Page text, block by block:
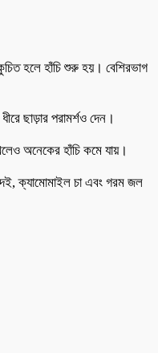
হলে হাঁচি শুরু হয়। বেশিরভাগ
ছাড়ার পরামর্শও দেন।
অনেকের হাঁচি কমে যায়।
দই, ক্যামোমাইল চা এবং গরম জল